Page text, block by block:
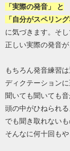
「実際の発音」 と
「自分がスペリン
に気づきます。そ
正しい実際の発音
もちろん発音練習は
ディクテーションに
聞いても聞いても音
頭の中がひねられる
でも聞き取れない
そんなに何十回も